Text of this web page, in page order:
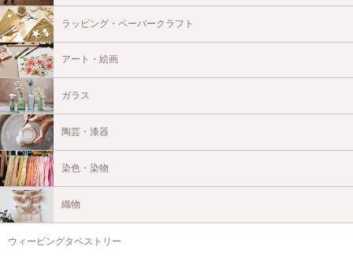
ラッピング・ペーパークラフト
アート・絵画
ガラス
陶芸・漆器
染色・染物
織物
ウィービングタペストリー